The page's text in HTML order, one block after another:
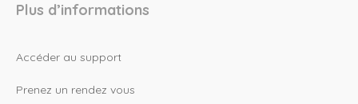
Plus d’informations
Accéder au support
Prenez un rendez vous